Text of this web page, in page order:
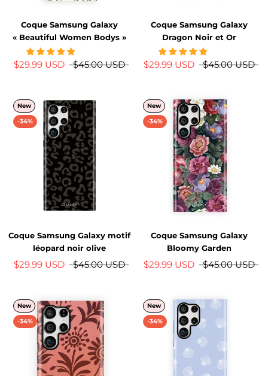
Coque Samsung Galaxy
« Beautiful Women Bodys »
$29.99 USD $45.00 USD
Coque Samsung Galaxy
Dragon Noir et Or
$29.99 USD $45.00 USD
New
-34%
Coque Samsung Galaxy motif
léopard noir olive
$29.99 USD $45.00 USD
New
-34%
Coque Samsung Galaxy
Bloomy Garden
$29.99 USD $45.00 USD
New
-34%
New
-34%